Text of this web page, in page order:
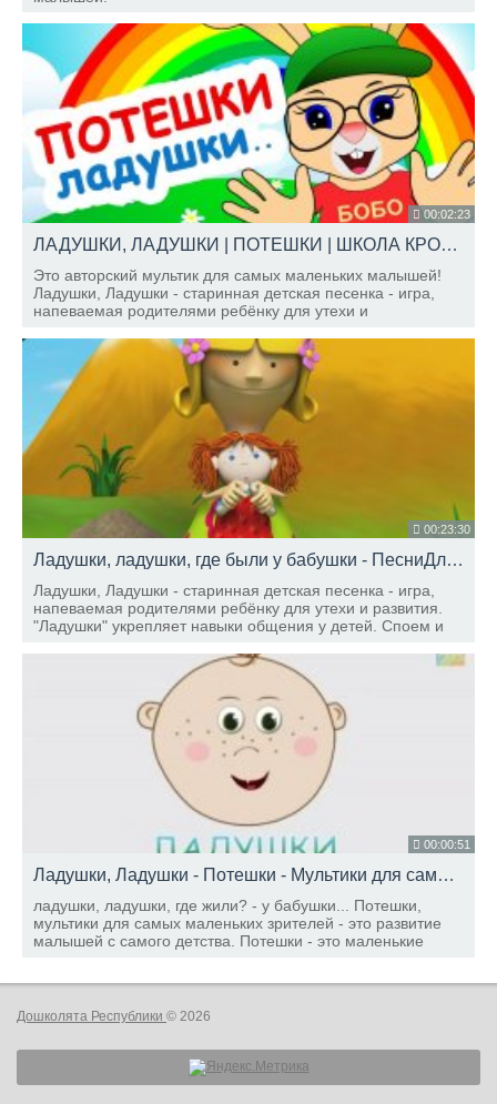
00:02:23
ЛАДУШКИ, ЛАДУШКИ | ПОТЕШКИ | ШКОЛА КРОЛИКА БОБО | РАЗВИВАЮЩИЕ МУЛЬТИКИ И ПЕСЕНКИ ДЛЯ ДЕТЕЙ
Это авторский мультик для самых маленьких малышей!
Ладушки, Ладушки - старинная детская песенка - игра,
напеваемая родителями ребёнку для утехи и
новых выпусках.
00:23:30
Ладушки, ладушки, где были у бабушки - ПесниДляДетей.tv
Ладушки, Ладушки - старинная детская песенка - игра,
напеваемая родителями ребёнку для утехи и развития.
"Ладушки" укрепляет навыки общения у детей. Споем и
Детей" для Android и iOS!
00:00:51
Ладушки, Ладушки - Потешки - Мультики для самых маленьких
ладушки, ладушки, где жили? - у бабушки... Потешки,
мультики для самых маленьких зрителей - это развитие
малышей с самого детства. Потешки - это маленькие
Дошколята Республики © 2026